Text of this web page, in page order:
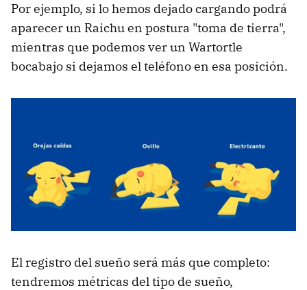
Por ejemplo, si lo hemos dejado cargando podrá
aparecer un Raichu en postura "toma de tierra",
mientras que podemos ver un Wartortle
bocabajo si dejamos el teléfono en esa posición.
El registro del sueño será más que completo:
tendremos métricas del tipo de sueño,